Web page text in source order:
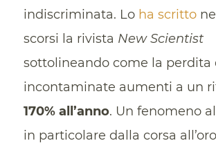
indiscriminata. Lo ha scritto
scorsi la rivista New Scientist
sottolineando come la perdita
incontaminate aumenti a un
170% all’anno. Un fenomeno
in particolare dalla corsa